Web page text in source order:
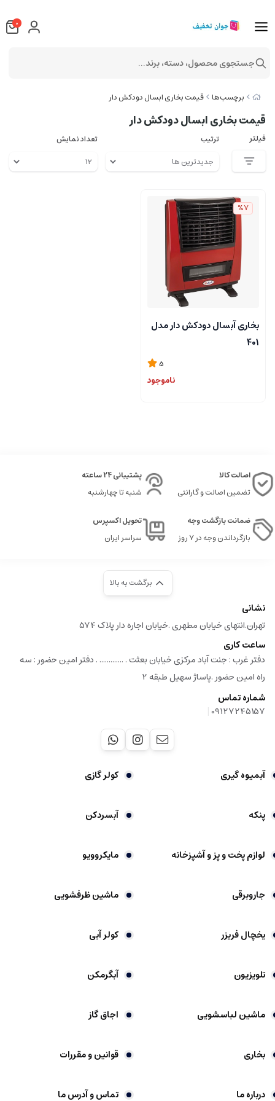
برچسب‌ها قیمت بخاری ابسال دودکش دار
قیمت بخاری ابسال دودکش دار
فیلتر ترتیب تعداد نمایش
%7
بخاری آبسال دودکش دار مدل
401
5
ناموجود
اصالت کالا
تضمین اصالت و گارانتی
پشتیبانی 24 ساعته
شنبه تا چهارشنبه
ضمانت بازگشت وجه
بازگرداندن وجه در ۷ روز
تحویل اکسپرس
سراسر ایران
برگشت به بالا
نشانی
تهران.انتهای خیابان مطهری .خیابان اجاره دار پلاک 574
ساعت کاری
دفتر غرب : جنت آباد مرکزی خیابان بعثت . ............. . دفتر امین حضور : سه
راه امین حضور .پاساژ سهیل طبقه 2
شماره تماس
09127245157
|
آبمیوه گیری کولر گازی
پنکه آبسردکن
لوازم پخت و پز و آشپزخانه مایکروویو
جاروبرقی ماشین ظرفشویی
یخچال فریزر کولر آبی
تلویزیون آبگرمکن
ماشین لباسشویی اجاق گاز
بخاری قوانین و مقررات
درباره ما تماس و آدرس ما
0
جستجوی محصول، دسته، برند...